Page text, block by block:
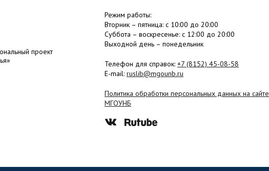
проект
Режим работы:
Вторник – пятница: с 10:00 до 20:00
Суббота – воскресенье: c 12:00 до 20:00
Выходной день – понедельник
Телефон для справок: +7 (8152) 45-08-58
E-mail: ruslib@mgounb.ru
Политика обработки персональных данных на сайте
МГОУНБ